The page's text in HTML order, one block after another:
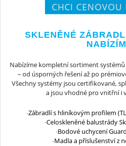
CHCI CENOVOU
SKLENĚNÉ
Nabízíme kompletní sortiment
– od úsporných řešení až po
Všechny systémy jsou certifikované,
a jsou vhodné pro vnitřní i
Zábradlí s hliníkovým profilem
Celoskleněné balustrády
Bodové uchycení
Madla a příslušenství z